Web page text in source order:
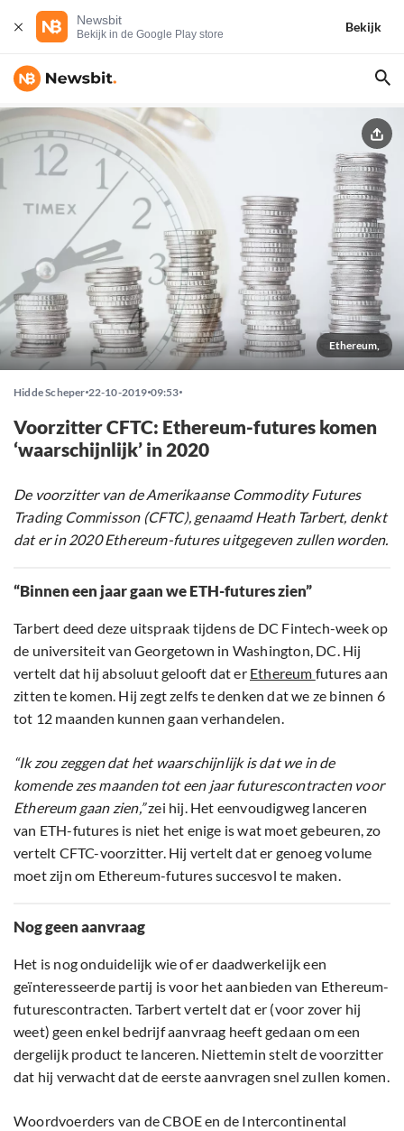
Newsbit
Bekijk in de Google Play store
Bekijk
Ethereum,
Hidde Scheper 22-10-2019 09:53
Voorzitter CFTC: Ethereum-futures komen
‘waarschijnlijk’ in 2020
De voorzitter van de Amerikaanse Commodity Futures
Trading Commisson (CFTC), genaamd Heath Tarbert, denkt
dat er in 2020 Ethereum-futures uitgegeven zullen worden.
“Binnen een jaar gaan we ETH-futures zien”
Tarbert deed deze uitspraak tijdens de DC Fintech-week op
de universiteit van Georgetown in Washington, DC. Hij
vertelt dat hij absoluut gelooft dat er Ethereum futures aan
zitten te komen. Hij zegt zelfs te denken dat we ze binnen 6
tot 12 maanden kunnen gaan verhandelen.
“Ik zou zeggen dat het waarschijnlijk is dat we in de
komende zes maanden tot een jaar futurescontracten voor
Ethereum gaan zien,”zei hij. Het eenvoudigweg lanceren
van ETH-futures is niet het enige is wat moet gebeuren, zo
vertelt CFTC-voorzitter. Hij vertelt dat er genoeg volume
moet zijn om Ethereum-futures succesvol te maken.
Nog geen aanvraag
Het is nog onduidelijk wie of er daadwerkelijk een
geïnteresseerde partij is voor het aanbieden van Ethereum-
futurescontracten. Tarbert vertelt dat er (voor zover hij
weet) geen enkel bedrijf aanvraag heeft gedaan om een
dergelijk product te lanceren. Niettemin stelt de voorzitter
dat hij verwacht dat de eerste aanvragen snel zullen komen.
Woordvoerders van de CBOE en de Intercontinental